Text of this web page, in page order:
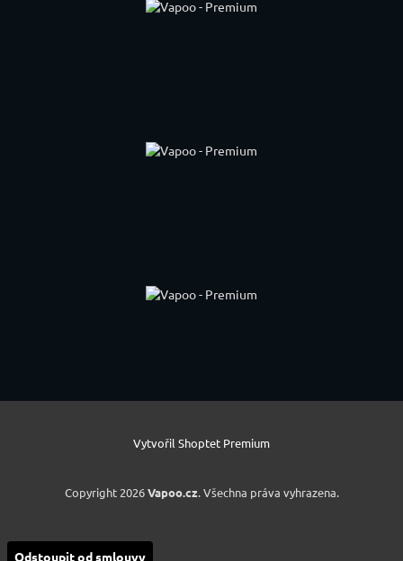
Vytvořil Shoptet Premium
Copyright 2026Vapoo.cz. Všechna práva vyhrazena.
Odstoupit od smlouvy